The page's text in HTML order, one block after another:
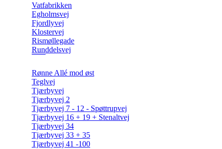
Vatfabrikken
Egholmsvej
Fjordlyvej
Klostervej
Rismøllegade
Runddelsvej
Rønne Allé mod øst
Teglvej
Tjærbyvej
Tjærbyvej 2
Tjærbyvej 7 - 12 - Spøttrupvej
Tjærbyvej 16 + 19 + Stenaltvej
Tjærbyvej 34
Tjærbyvej 33 + 35
Tjærbyvej 41 -100